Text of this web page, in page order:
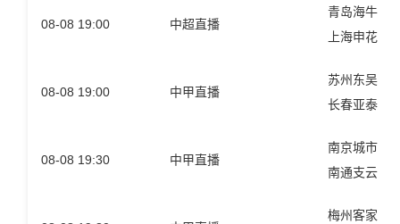
08-08 19:00 中超直播
青岛海牛
上海申花
08-08 19:00 中甲直播
苏州东吴
长春亚泰
08-08 19:30 中甲直播
南京城市
南通支云
梅州客家